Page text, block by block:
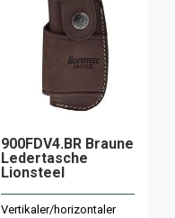
900FDV4.BR Braune
Ledertasche
Lionsteel
Vertikaler/horizontaler